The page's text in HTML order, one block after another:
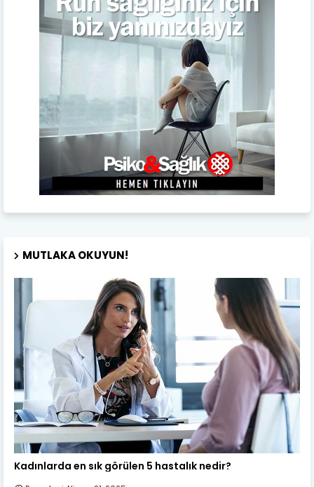
MUTLAKA OKUYUN!
Kadın Sağlığı
Kadınlarda en sık görülen 5 hastalık nedir?